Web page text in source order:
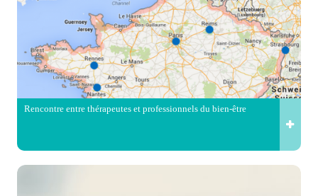
Rencontre entre thérapeutes et professionnels du bien-être